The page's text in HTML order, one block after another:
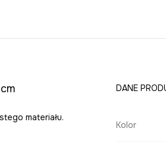
materiału.
DANE
Kolor